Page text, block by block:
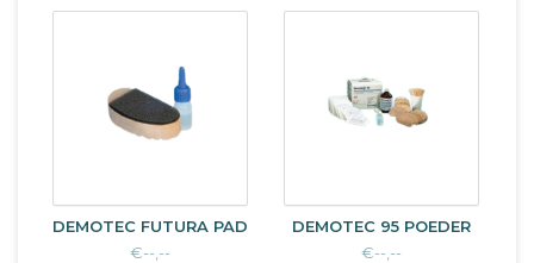
DEMOTEC FUTURA PAD
€--,--
DEMOTEC 95 POEDER
€--,--